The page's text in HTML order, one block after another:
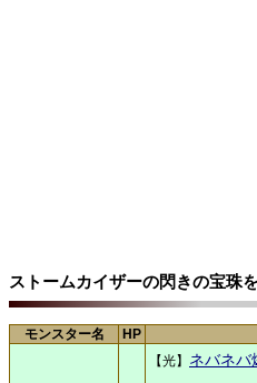
ストームカイザーの閃きの宝珠
モンスター名 HP
【光】 ネバネバ